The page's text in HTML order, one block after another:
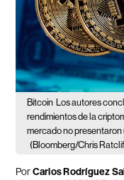
Bitcoin
Los autores
rendimientos de la
mercado no
(Bloomberg/Chris
PorCarlos Rodríguez